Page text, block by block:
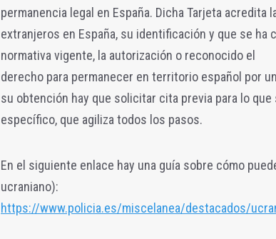
permanencia legal en España. Dicha Tarjeta acredita
extranjeros en España, su identificación y que se ha
normativa vigente, la autorización o reconocido el
derecho para permanecer en territorio español por
su obtención hay que solicitar cita previa para lo que
específico, que agiliza todos los pasos.
En el siguiente enlace hay una guía sobre cómo
ucraniano):
https://www.policia.es/miscelanea/destacados/